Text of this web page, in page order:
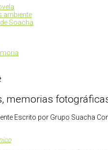
ambiente
Soacha
memorias
Escrito por Grupo Suacha